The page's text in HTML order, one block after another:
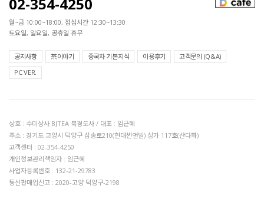
월~금 10:00~18:00, 점심시간 12:30~13:30
토요일, 일요일, 공휴일 휴무
공지사항 茶이야기 중국차 기본지식 이용후기
고객문의 (Q&A)
PC VER.
상호 : 수미상사 BJTEA 북경도사 / 대표 : 임근혜
주소 : 경기도 고양시 덕양구 삼송로210(현대썬앤빌) 상가 117호(산다화)
고객센터 : 02-354-4250
개인정보관리책임자 : 임근혜
사업자등록번호 : 132-21-29783
통신판매업신고 : 2020-고양 덕양구-2198